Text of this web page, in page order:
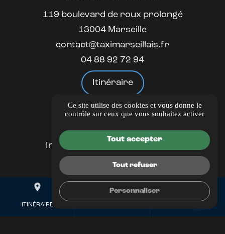
place
ITINÉRAIRE
mail
119 boulevard de roux prolongé
13004 Marseille
contact@taximarseillais.fr
04 88 92 72 94
Itinéraire
LIENS UTILES
Guide Local
Informations complémentaires
Mentions légales
Politique de confidentialité
Gestion des cookies
Ce site utilise des cookies et vous donne le
contrôle sur ceux que vous souhaitez activer
Tout accepter
Tout refuser
Personnaliser